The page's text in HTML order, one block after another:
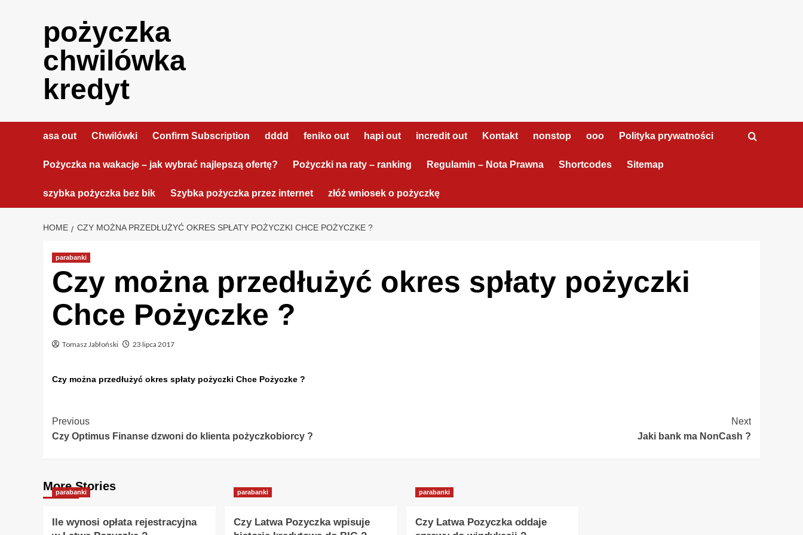
pożyczka
chwilówka
kredyt
asa out Chwilówki Confirm Subscription dddd feniko out hapi out incredit out Kontakt nonstop ooo Polityka prywatności
Pożyczka na wakacje – jak wybrać najlepszą ofertę? Pożyczki na raty – ranking Regulamin – Nota Prawna Shortcodes Sitemap
szybka pożyczka bez bik Szybka pożyczka przez internet złóż wniosek o pożyczkę
HOME CZY MOŻNA PRZEDŁUŻYĆ OKRES SPŁATY POŻYCZKI CHCE POŻYCZKE ?
parabanki
Czy można przedłużyć okres spłaty pożyczki
Chce Pożyczke ?
Tomasz Jabłoński 23 lipca 2017
Czy można przedłużyć okres spłaty pożyczki Chce Pożyczke ?
Post
Navigation
Previous
Czy Optimus Finanse dzwoni do klienta pożyczkobiorcy ?
Next
Jaki bank ma NonCash ?
More Stories
parabanki
Ile wynosi opłata rejestracyjna
parabanki
Czy Latwa Pozyczka wpisuje
parabanki
Czy Latwa Pozyczka oddaje